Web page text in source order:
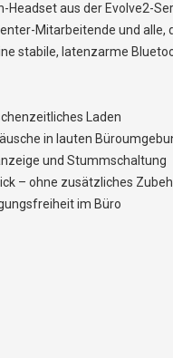
aus der Evolve2-
Mitarbeitende und
stabile, latenzarme
Laden
in lauten
und Stummschaltung
– ohne zusätzliches
im Büro